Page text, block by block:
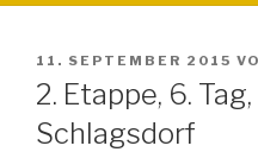
VERÖFFENTLICHT
AM
11. SEPTEMBER 2015
2. Etappe, 6.
Schlagsdorf